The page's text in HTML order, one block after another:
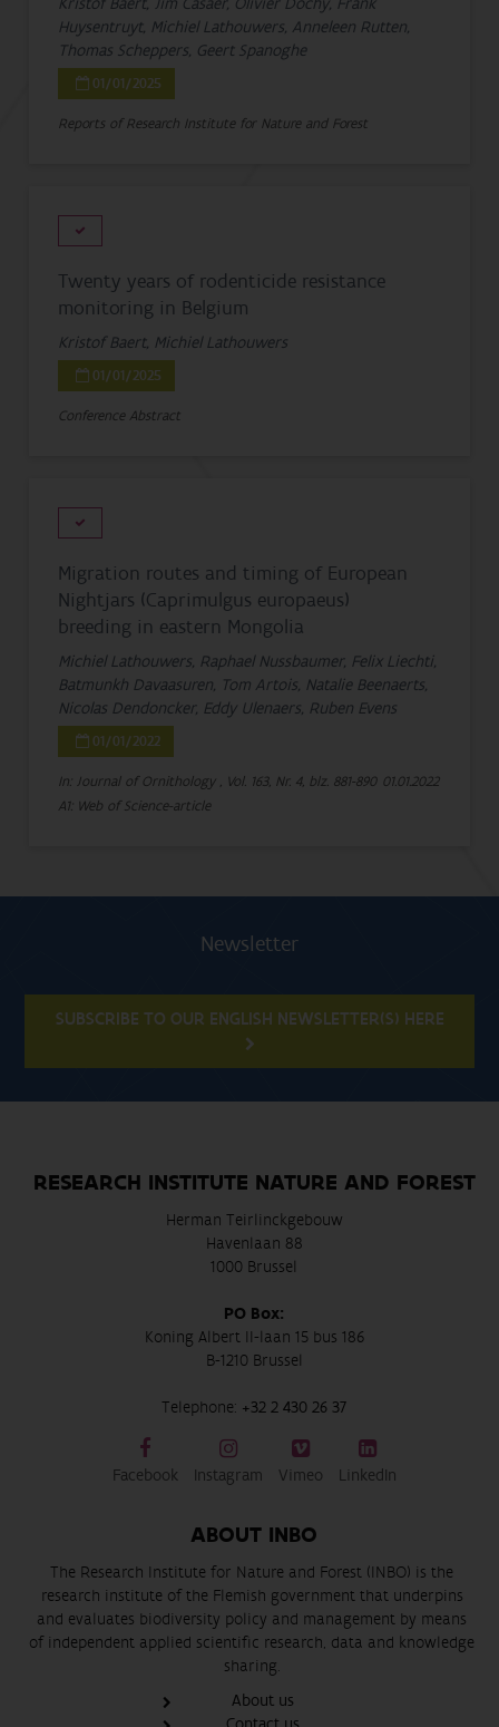
Huysentruyt, Michiel Lathouwers, Anneleen Rutten,
Thomas Scheppers, Geert Spanoghe
01/01/2025
Reports of Research Institute for Nature and Forest
Twenty years of rodenticide resistance
monitoring in Belgium
Kristof Baert, Michiel Lathouwers
01/01/2025
Conference Abstract
Migration routes and timing of European
Nightjars (Caprimulgus europaeus)
breeding in eastern Mongolia
Michiel Lathouwers, Raphael Nussbaumer, Felix Liechti,
Batmunkh Davaasuren, Tom Artois, Natalie Beenaerts,
Nicolas Dendoncker, Eddy Ulenaers, Ruben Evens
01/01/2022
In: Journal of Ornithology , Vol. 163, Nr. 4, blz. 881-890 01.01.2022
A1: Web of Science-article
Newsletter
SUBSCRIBE TO OUR ENGLISH NEWSLETTER(S) HERE
RESEARCH INSTITUTE NATURE AND FOREST
Herman Teirlinckgebouw
Havenlaan 88
1000 Brussel
PO Box:
Koning Albert II-laan 15 bus 186
B-1210 Brussel
Telephone: +32 2 430 26 37
Facebook Instagram Vimeo LinkedIn
ABOUT INBO
The Research Institute for Nature and Forest (INBO) is the
research institute of the Flemish government that underpins
and evaluates biodiversity policy and management by means
of independent applied scientific research, data and knowledge
sharing.
About us